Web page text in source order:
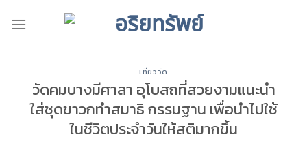
เที่ยววัด
วัดคมบางมีศาลา อุโบสถที่สวยงามแนะนำ
ใส่ชุดขาวกทำสมาธิ กรรมฐาน เพื่อนำไปใช้
ในชีวิตประจำวันให้สติมากขึ้น